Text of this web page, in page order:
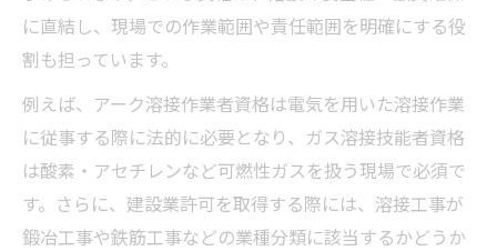
に直結し、現場での作業範囲や責任範囲を明確にする役
割も担っています。
例えば、アーク溶接作業者資格は電気を用いた溶接作業
に従事する際に法的に必要となり、ガス溶接技能者資格
は酸素・アセチレンなど可燃性ガスを扱う現場で必須で
す。さらに、建設業許可を取得する際には、溶接工事が
鍛冶工事や鉄筋工事などの業種分類に該当するかどうか